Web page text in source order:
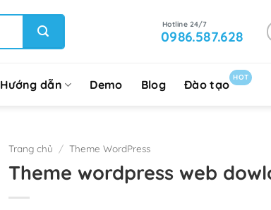
0986.587.628
Hướng dẫn Demo Blog Đào tạo
HOT
Trang chủ / Theme WordPress
Theme wordpress web